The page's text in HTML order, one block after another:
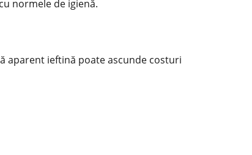
normele de igienă.
aparent ieftină poate ascunde costuri